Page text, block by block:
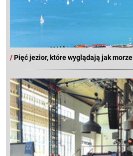
/Pięć jezior, które wyglądają jak morze